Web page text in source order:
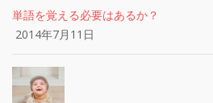
単語を覚える必要はあるか？
2014年7月11日